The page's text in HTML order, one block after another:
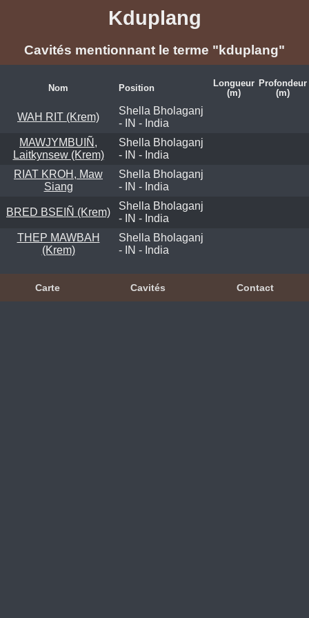
Kduplang
Cavités mentionnant le terme "kduplang"
Nom Position
Longueur
(m)
Profondeur
(m)
WAH RIT (Krem)
Shella Bholaganj
- IN - India
MAWJYMBUIÑ,
Laitkynsew (Krem)
Shella Bholaganj
- IN - India
RIAT KROH, Maw
Siang
Shella Bholaganj
- IN - India
BRED BSEIÑ (Krem)
Shella Bholaganj
- IN - India
THEP MAWBAH
(Krem)
Shella Bholaganj
- IN - India
Carte Cavités Contact